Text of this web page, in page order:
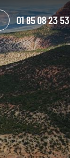
01 85 08 23 53